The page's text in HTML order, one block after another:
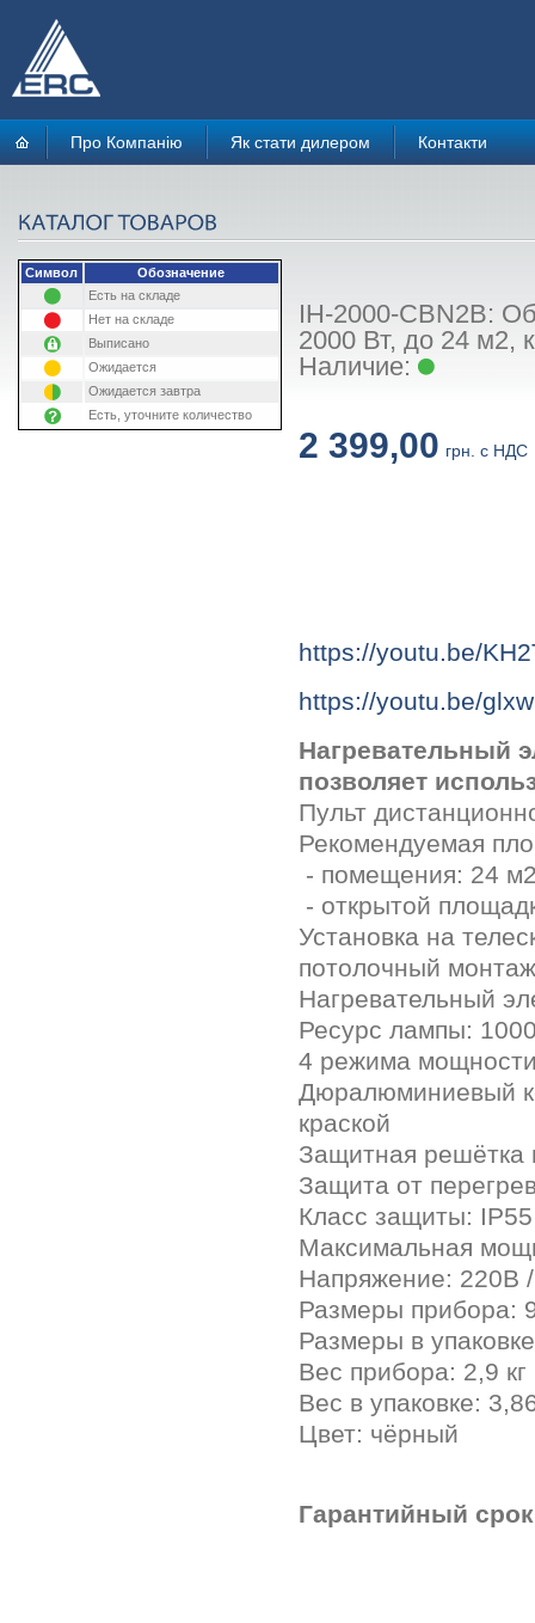
Про Компанію Як стати дилером Контакти
Символ
Обозначение
Есть на складе
Нет на складе
Выписано
Ожидается
Ожидается завтра
Есть, уточните количество
IH-2000-CBN2B:
2000 Вт, до 24 м2,
Наличие:
2 399,00 грн. с НДС
https://youtu.be/
https://youtu.be/
Нагревательный
позволяет
Пульт
Рекомендуемая
- помещения: 24
- открытой
Установка на
потолочный монтаж
Нагревательный
Ресурс лампы:
4 режима
Дюралюминиевый
краской
Защитная решётка
Защита от
Класс защиты: IP55
Максимальная
Напряжение: 220В
Размеры прибора:
Размеры в
Вес прибора: 2,9 кг
Вес в упаковке:
Цвет: чёрный
Гарантийный